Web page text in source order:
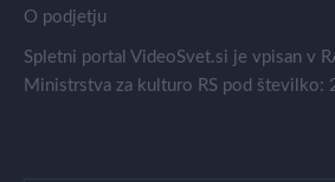
O podjetju
Spletni portal VideoSvet.si je vpisan v
Ministrstva za kulturo RS pod številko: